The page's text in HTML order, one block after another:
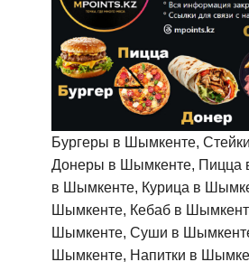
Бургеры в Шымкенте,
Донеры в Шымкенте, Пицца
в Шымкенте, Курица в
Шымкенте, Кебаб в
Шымкенте, Суши в
Шымкенте, Напитки в